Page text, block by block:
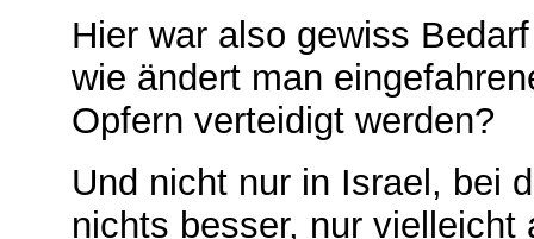
Hier war also gewiss
wie ändert man
Opfern verteidigt werden?
Und nicht nur in Israel, bei
nichts besser, nur